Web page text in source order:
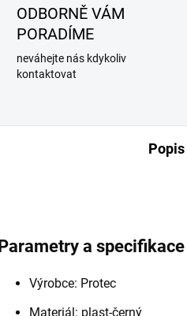
ODBORNĚ VÁM
PORADÍME
neváhejte nás kdykoliv
kontaktovat
Popis
Parametry a specifikace
Výrobce: Protec
Materiál: plast-černý